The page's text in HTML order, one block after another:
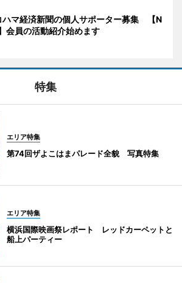
ハマ経済新聞の個人サポーター募集 【N
会員の活動紹介始めます
特集
エリア特集
第74回ザよこはまパレード全貌 写真特集
エリア特集
横浜国際映画祭レポート レッドカーペットと
船上パーティー